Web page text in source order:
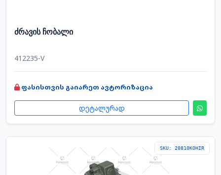
ძრავის ჩობალი
412235-V
ფასისთვის გაიარეთ ავტორიზაცია
დეტალურად
SKU: 20810KOHIR